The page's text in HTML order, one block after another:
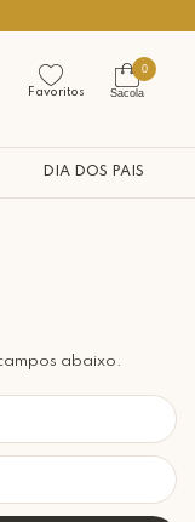
Favoritos
0
Sacola
DIA DOS PAIS
abaixo.